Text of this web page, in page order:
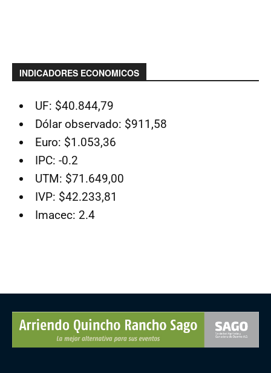
INDICADORES ECONOMICOS
UF: $40.844,79
Dólar observado: $911,58
Euro: $1.053,36
IPC: -0.2
UTM: $71.649,00
IVP: $42.233,81
Imacec: 2.4